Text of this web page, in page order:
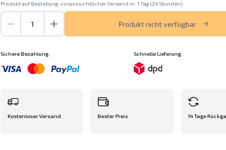
Produkt auf Bestellung, voraussichtlicher Versand in: 1 Tag (24 Stunden)
Produkt nicht verfügbar
Sichere Bezahlung: Schnelle Lieferung:
Kostenloser Versand Bester Preis 14 Tage